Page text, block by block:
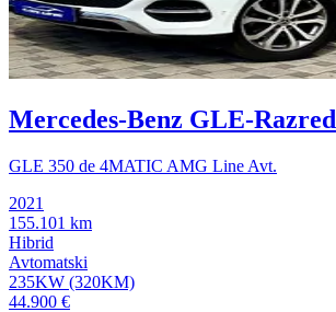
Mercedes-Benz GLE-Razred
GLE 350 de 4MATIC AMG Line Avt.
2021
155.101 km
Hibrid
Avtomatski
235KW (320KM)
44.900 €